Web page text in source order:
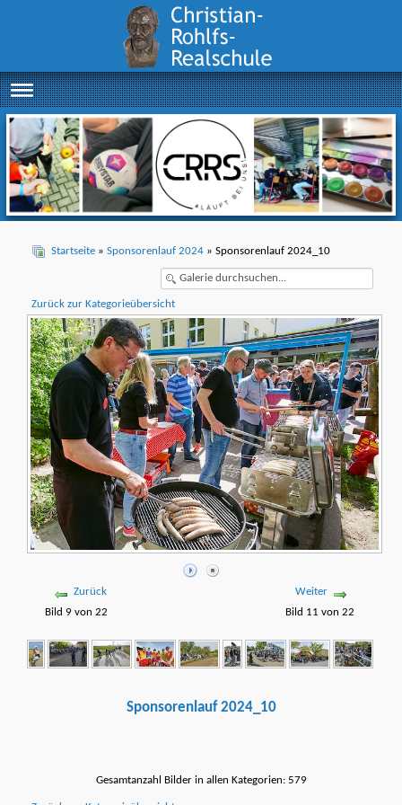
Startseite » Sponsorenlauf 2024 » Sponsorenlauf 2024_10
Zurück zur Kategorieübersicht
Zurück
Bild 9 von 22
Weiter
Bild 11 von 22
Sponsorenlauf 2024_10
Gesamtanzahl Bilder in allen Kategorien: 579